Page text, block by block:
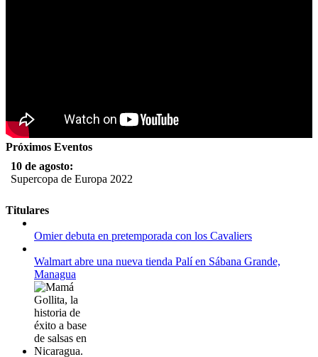
Próximos Eventos
10 de agosto:
Supercopa de Europa 2022
11 al 21 de agosto:
Campeonato Europeo de Natación 2022
12 de agosto:
Empieza La Liga 2022-2023
Titulares
Omier debuta en pretemporada con los Cavaliers
Walmart abre una nueva tienda Palí en Sábana Grande,
Managua